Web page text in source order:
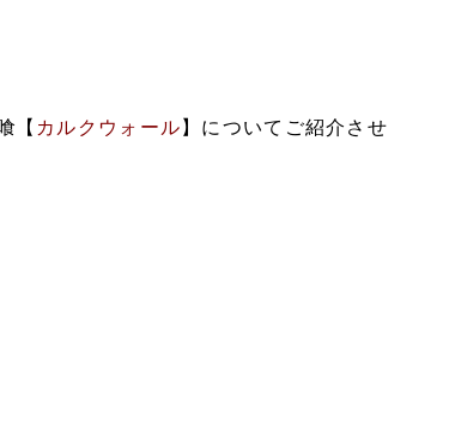
【 カル クウォール 】についてご紹介させ